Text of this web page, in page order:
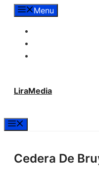
LangsungMenu
LiraMedia
Cedera De